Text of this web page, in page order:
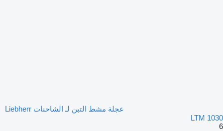
عجلة مشط التبن لـ الشاحنات Liebherr
LTM 1030
6